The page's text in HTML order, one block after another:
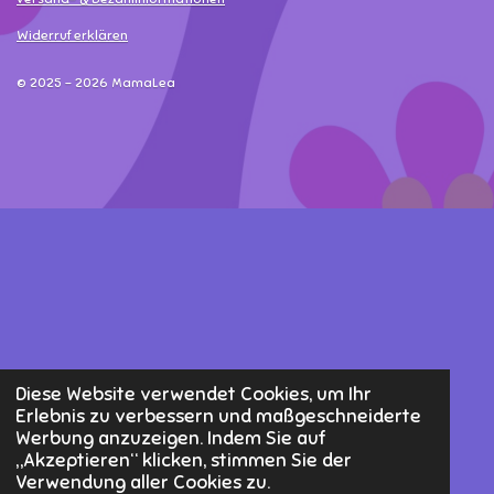
Diese Website verwendet Cookies, um Ihr
Erlebnis zu verbessern und maßgeschneiderte
Werbung anzuzeigen. Indem Sie auf
„Akzeptieren“ klicken, stimmen Sie der
Verwendung aller Cookies zu.
Widerruf erklären
© 2025 - 2026 MamaLea